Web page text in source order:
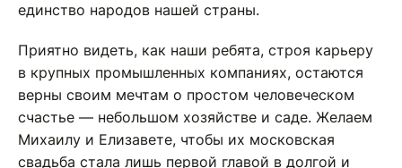
единство народов нашей страны.
Приятно видеть, как наши ребята, строя карьеру
в крупных промышленных компаниях, остаются
верны своим мечтам о простом человеческом
счастье — небольшом хозяйстве и саде. Желаем
Михаилу и Елизавете, чтобы их московская
свадьба стала лишь первой главой в долгой и